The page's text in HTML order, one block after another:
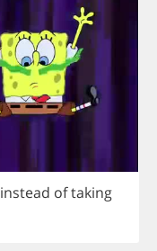
instead oftaking